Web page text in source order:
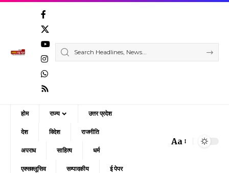
होम राज्य उत्तर प्रदेश
देश विदेश राजनीति
अपराध साहित्य धर्म
एक्सक्लूसिव सम्पादकीय ई पेपर
Font
Aa